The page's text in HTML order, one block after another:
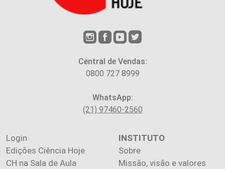
Central de Vendas:
0800 727 8999
WhatsApp:
(21) 97460-2560
Login
Edições Ciência Hoje
CH na Sala de Aula
INSTITUTO
Sobre
Missão, visão e valores